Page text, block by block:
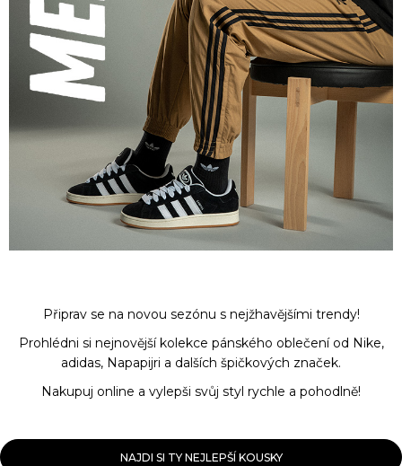
Připrav se na novou sezónu s nejžhavějšími trendy!
Prohlédni si nejnovější kolekce pánského oblečení od Nike,
adidas, Napapijri a dalších špičkových značek.
Nakupuj online a vylepši svůj styl rychle a pohodlně!
NAJDI SI TY NEJLEPŠÍ KOUSKY